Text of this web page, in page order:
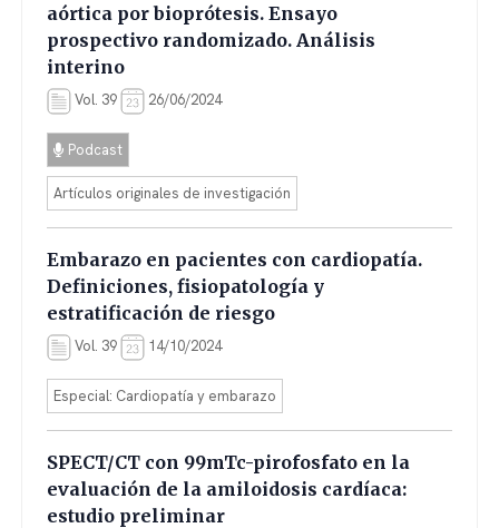
aórtica por bioprótesis. Ensayo
prospectivo randomizado. Análisis
interino
Vol. 39 26/06/2024
Podcast
Artículos originales de investigación
Embarazo en pacientes con cardiopatía.
Definiciones, fisiopatología y
estratificación de riesgo
Vol. 39 14/10/2024
Especial: Cardiopatía y embarazo
SPECT/CT con 99mTc-pirofosfato en la
evaluación de la amiloidosis cardíaca:
estudio preliminar